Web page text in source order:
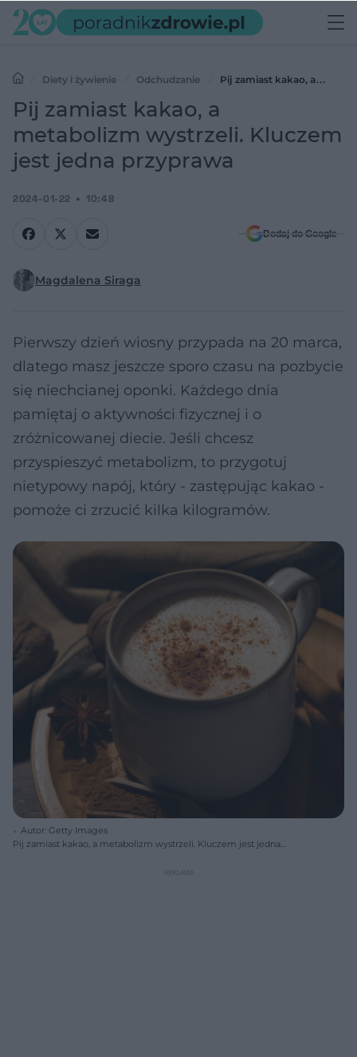
Diety i żywienie Odchudzanie
Pij zamiast kakao, a
metabolizm wystrzeli. Kluczem jest jedna przyprawa
Pij zamiast kakao, a
metabolizm wystrzeli. Kluczem
jest jedna przyprawa
2024-01-22 10:48
Dodaj do Google
Magdalena Siraga
Pierwszy dzień wiosny przypada na 20 marca,
dlatego masz jeszcze sporo czasu na pozbycie
się niechcianej oponki. Każdego dnia
pamiętaj o aktywności fizycznej i o
zróżnicowanej diecie. Jeśli chcesz
przyspieszyć metabolizm, to przygotuj
nietypowy napój, który - zastępując kakao -
pomoże ci zrzucić kilka kilogramów.
Autor: Getty Images
Pij zamiast kakao, a metabolizm wystrzeli. Kluczem jest jedna